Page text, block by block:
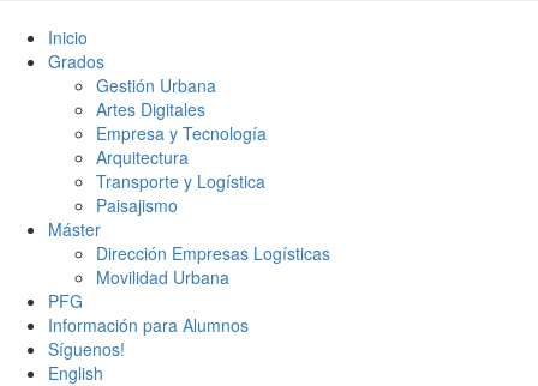
Inicio
Grados
Gestión Urbana
Artes Digitales
Empresa y Tecnología
Arquitectura
Transporte y Logística
Paisajismo
Máster
Dirección Empresas Logísticas
Movilidad Urbana
PFG
Información para Alumnos
Síguenos!
English